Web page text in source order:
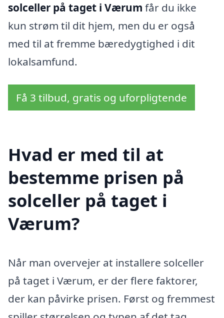
solceller på taget i Værum får du ikke
kun strøm til dit hjem, men du er også
med til at fremme bæredygtighed i dit
lokalsamfund.
Få 3 tilbud, gratis og uforpligtende
Hvad er med til at
bestemme prisen på
solceller på taget i
Værum?
Når man overvejer at installere solceller
på taget i Værum, er der flere faktorer,
der kan påvirke prisen. Først og fremmest